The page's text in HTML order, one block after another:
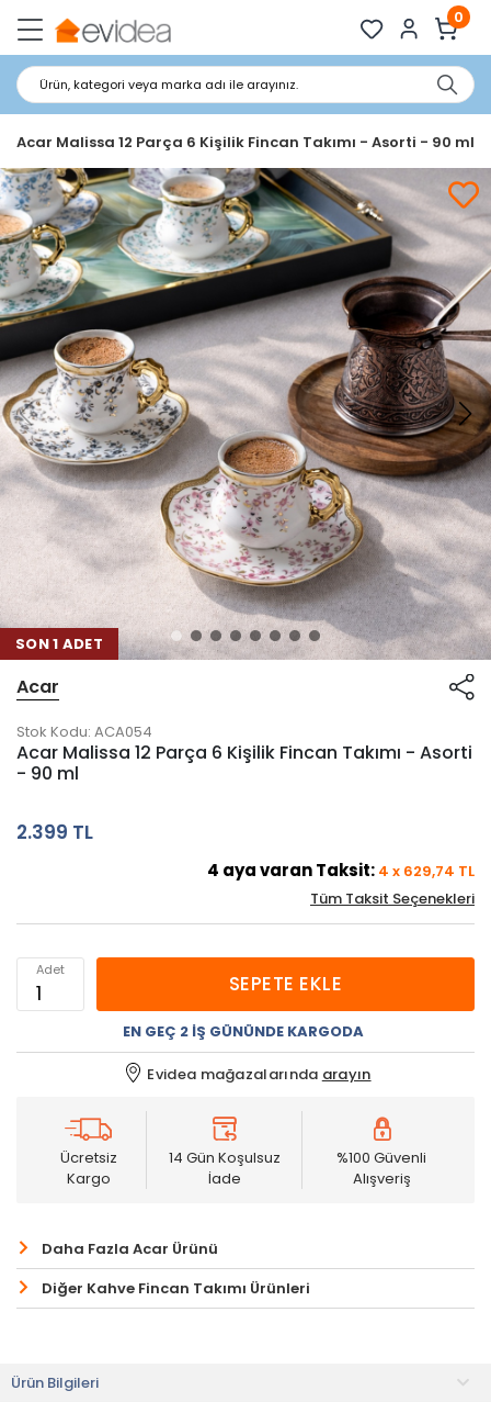
0
Ürün, kategori veya marka adı ile arayınız.
Acar Malissa 12 Parça 6 Kişilik Fincan Takımı - Asorti - 90 ml
SON 1 ADET
Acar
Stok Kodu: ACA054
Acar Malissa 12 Parça 6 Kişilik Fincan Takımı - Asorti
- 90 ml
2.399 TL
4 aya varan Taksit: 4 x 629,74 TL
Tüm Taksit Seçenekleri
Adet
SEPETE EKLE
EN GEÇ 2 İŞ GÜNÜNDE KARGODA
Evidea mağazalarında arayın
Ücretsiz
Kargo
14 Gün Koşulsuz
İade
%100 Güvenli
Alışveriş
Daha Fazla Acar Ürünü
Diğer Kahve Fincan Takımı Ürünleri
Ürün Bilgileri